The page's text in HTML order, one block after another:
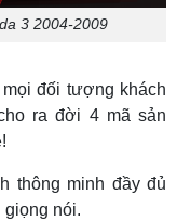
3 2004-2009
đối tượng khách
ra đời 4 mã sản
thông minh đầy đủ
giọng nói.